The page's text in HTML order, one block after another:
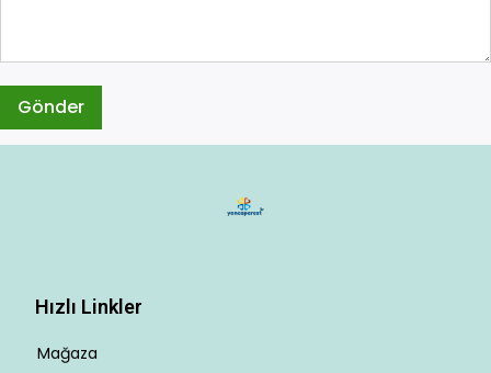
Hızlı Linkler
Mağaza